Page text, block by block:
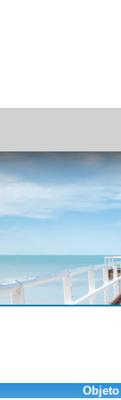
Objeto